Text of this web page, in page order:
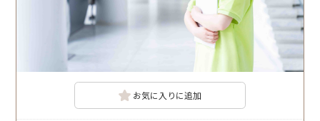
お気に入りに追加